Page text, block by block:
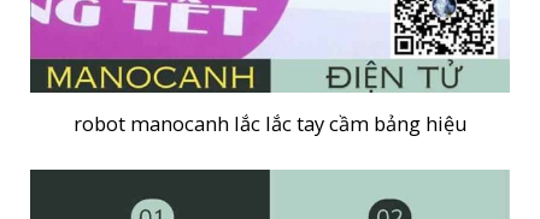
robot manocanh lắc lắc tay cầm bảng hiệu